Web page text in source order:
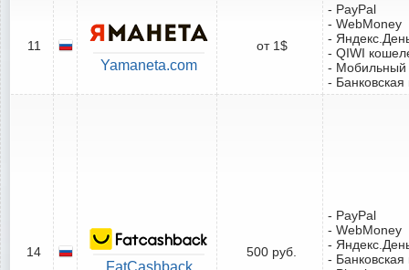
11
Yamaneta.com
от 1$
- PayPal
- WebMoney
-
- QIWI
- Мобильный
-
14
FatCashback
500 руб.
- PayPal
- WebMoney
-
-